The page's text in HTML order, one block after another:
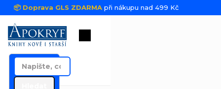
Přejít na obsah
📦 Doprava GLS ZDARMA při nákupu nad 499 Kč
Nákupní košík